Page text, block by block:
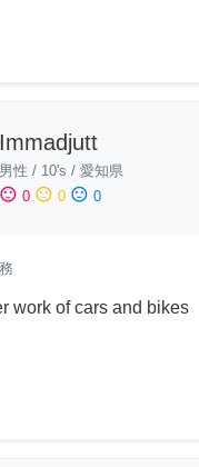
Immadjutt
男性 / 10's / 愛知県
sentiment_satisfied 0 sentiment_neutral 0 sentiment_dissatisfied 0
work of cars and bikes